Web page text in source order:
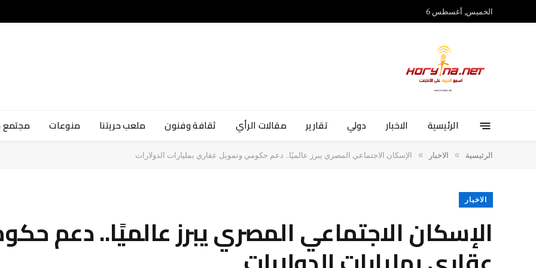
الخميس, أغسطس 6
الرئيسية الاخبار دولي تقارير مقالات الرأي ثقافة وفنون ملعب حريتنا منوعات
الرئيسية » الاخبار » الإسكان الاجتماعي المصري يبرز عالميًا.. دعم حكومي وتمويل عقاري بمليارات الدولارات
الاخبار
الإسكان الاجتماعي المصري يبرز عالميًا.. دعم